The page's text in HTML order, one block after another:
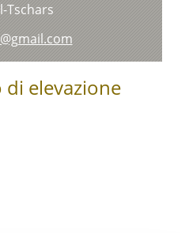
Tschars
elevazione